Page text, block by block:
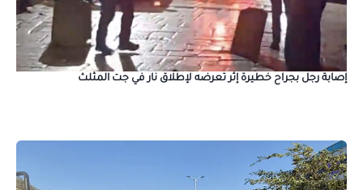
إصابة رجل بجراح خطيرة إثر تعرضه لإطلاق نار في جت المثلث